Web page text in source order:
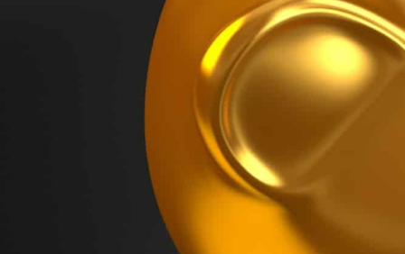
GERMANOMICS
HÖRSAAL
Mit freundlichen
Dean Hashmi